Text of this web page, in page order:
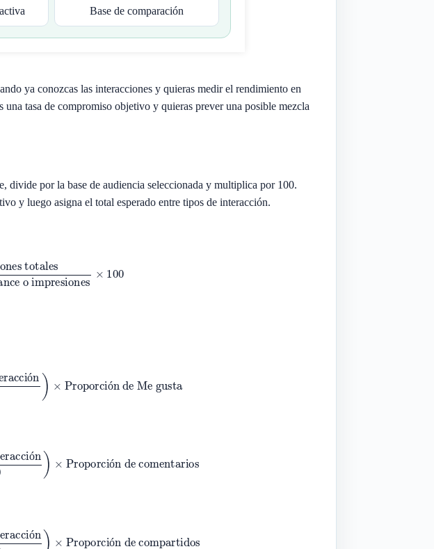
Base de comparación
ya conozcas las interacciones y quieras medir el rendimiento en
tasa de compromiso objetivo y quieras prever una posible mezcla
divide por la base de audiencia seleccionada y multiplica por 100.
y luego asigna el total esperado entre tipos de interacción.
alcance o impresiones
ó
ó
100)
ó
ó
100)
ó
ó
100)